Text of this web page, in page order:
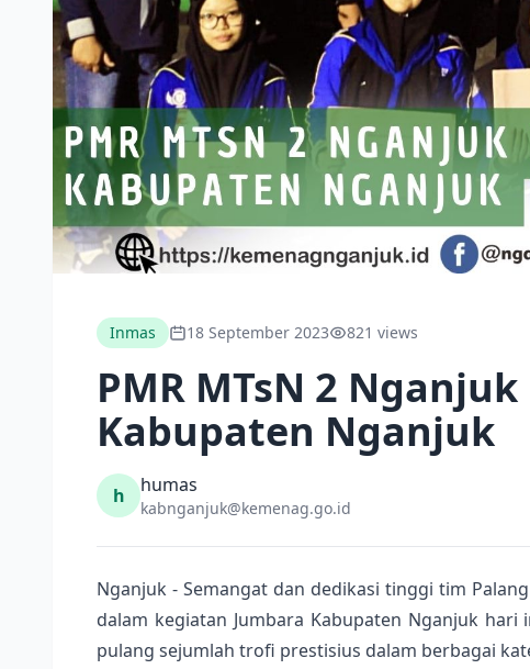
Inmas 18 September 2023 821 views
PMR MTsN 2
Kabupaten Nganjuk
h humas
kabnganjuk@kemenag.go.id
Nganjuk - Semangat dan dedikasi tinggi tim
dalam kegiatan Jumbara Kabupaten Nganjuk hari
pulang sejumlah trofi prestisius dalam berbagai